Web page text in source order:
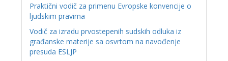
Praktični vodič za primenu Evropske konvencije o
ljudskim pravima
Vodič za izradu prvostepenih sudskih odluka iz
građanske materije sa osvrtom na navođenje
presuda ESLJP